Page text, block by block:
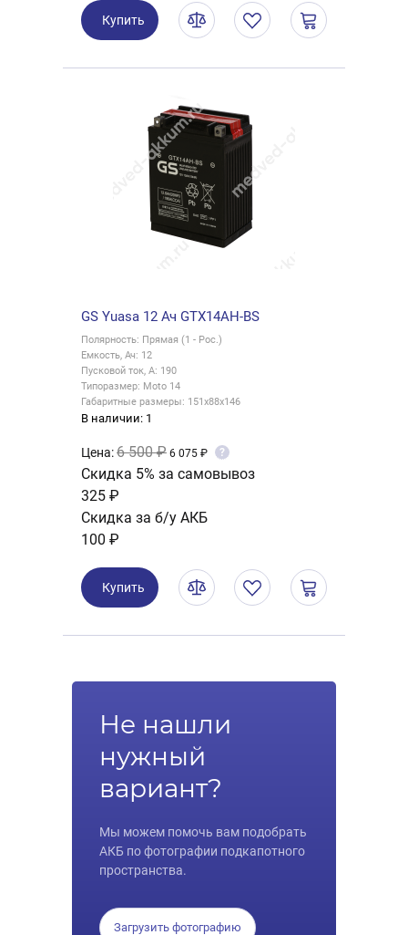
Купить
GS Yuasa 12 Ач GTX14AH-BS
Полярность: Прямая (1 - Рос.)
Емкость, Ач: 12
Пусковой ток, А: 190
Типоразмер: Moto 14
Габаритные размеры: 151x88x146
В наличии: 1
Цена:6 500 ₽ 6 075 ₽ ?
Скидка 5% за самовывоз
325 ₽
Скидка за б/у АКБ
100 ₽
Купить
Не нашли
нужный
вариант?
Мы можем помочь вам подобрать
АКБ по фотографии подкапотного
пространства.
Загрузить фотографию